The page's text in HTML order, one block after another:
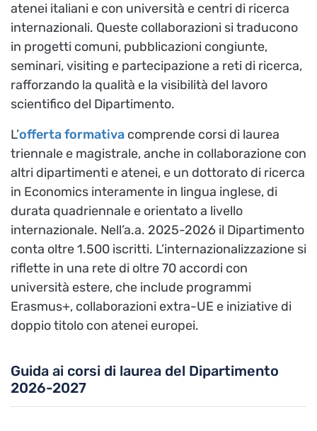
atenei italiani e con università e centri di ricerca
internazionali. Queste collaborazioni si traducono
in progetti comuni, pubblicazioni congiunte,
seminari, visiting e partecipazione a reti di ricerca,
rafforzando la qualità e la visibilità del lavoro
scientifico del Dipartimento.
L’offerta formativa comprende corsi di laurea
triennale e magistrale, anche in collaborazione con
altri dipartimenti e atenei, e un dottorato di ricerca
in Economics interamente in lingua inglese, di
durata quadriennale e orientato a livello
internazionale. Nell’a.a. 2025-2026 il Dipartimento
conta oltre 1.500 iscritti. L’internazionalizzazione si
riflette in una rete di oltre 70 accordi con
università estere, che include programmi
Erasmus+, collaborazioni extra-UE e iniziative di
doppio titolo con atenei europei.
Guida ai corsi di laurea del Dipartimento
2026-2027